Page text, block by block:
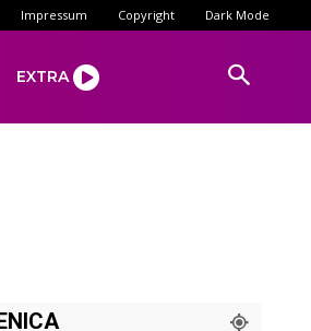
Impressum Copyright Dark Mode
EXTRA